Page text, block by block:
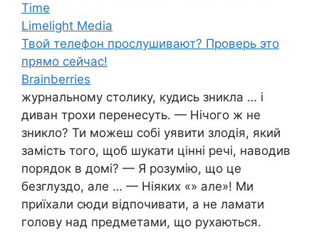
Time
Limelight Media
Твой телефон прослушивают? Проверь это
прямо сейчас!
Brainberries
журнальному столику, кудись зникла … і
диван трохи перенесуть. — Нічого ж не
зникло? Ти можеш собі уявити злодія, який
замість того, щоб шукати цінні речі, наводив
порядок в домі? — Я розумію, що це
безглуздо, але … — Ніяких «» але»! Ми
приїхали сюди відпочивати, а не ламати
голову над предметами, що рухаються.